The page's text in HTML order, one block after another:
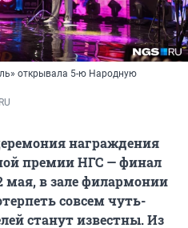
открывала 5-ю Народную
награждения
премии НГС — финал
мая, в зале филармонии
совсем чуть-
станут известны. Из